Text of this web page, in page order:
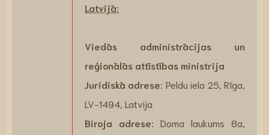
Latvijā:
Viedās administrācijas un
reģionālās attīstības ministrija
Juridiskā adrese: Peldu iela 25, Rīga,
LV-1494, Latvija
Biroja adrese: Doma laukums 8a,